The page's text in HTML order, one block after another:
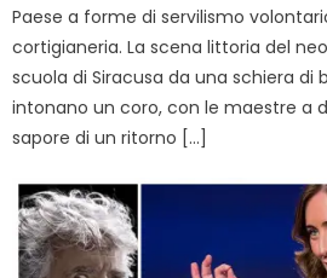
Paese a forme di servilismo
cortigianeria. La scena littoria del
scuola di Siracusa da una schiera di
intonano un coro, con le maestre a
sapore di un ritorno […]